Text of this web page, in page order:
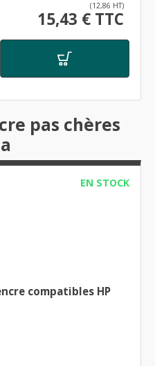
(12,86 HT)
15,43 € TTC
pas chères
EN STOCK
compatibles HP